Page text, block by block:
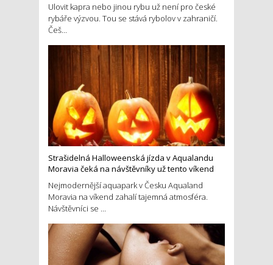
Ulovit kapra nebo jinou rybu už není pro české
rybáře výzvou. Tou se stává rybolov v zahraničí.
Češ...
Strašidelná Halloweenská jízda v Aqualandu
Moravia čeká na návštěvníky už tento víkend
Nejmodernější aquapark v Česku Aqualand
Moravia na víkend zahalí tajemná atmosféra.
Návštěvníci se ...